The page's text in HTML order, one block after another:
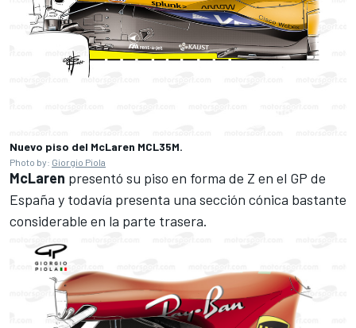
Nuevo piso del McLaren MCL35M.
Photo by: Giorgio Piola
McLaren presentó su piso en forma de Z en el GP de
España y todavía presenta una sección cónica bastante
considerable en la parte trasera.